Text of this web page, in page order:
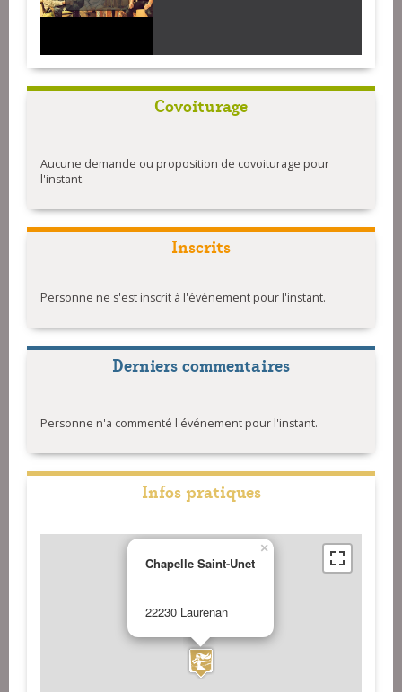
Covoiturage
Aucune demande ou proposition de covoiturage pour
l'instant.
Inscrits
Personne ne s'est inscrit à l'événement pour l'instant.
Derniers commentaires
Personne n'a commenté l'événement pour l'instant.
Infos pratiques
Chapelle Saint-Unet
22230 Laurenan
×